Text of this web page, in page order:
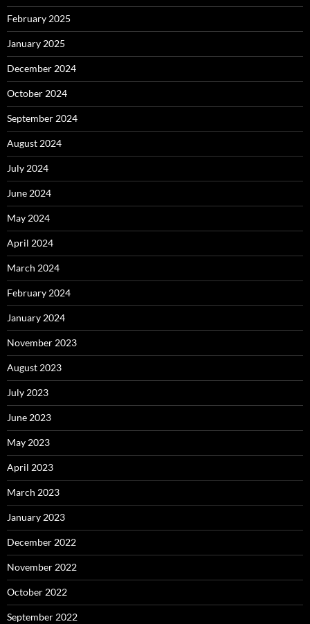
February 2025
January 2025
December 2024
October 2024
September 2024
August 2024
July 2024
June 2024
May 2024
April 2024
March 2024
February 2024
January 2024
November 2023
August 2023
July 2023
June 2023
May 2023
April 2023
March 2023
January 2023
December 2022
November 2022
October 2022
September 2022